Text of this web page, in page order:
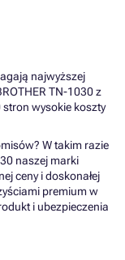
najwyższej
TN-1030 z
wysokie koszty
W takim razie
naszej marki
ceny i doskonałej
premium w
i ubezpieczenia